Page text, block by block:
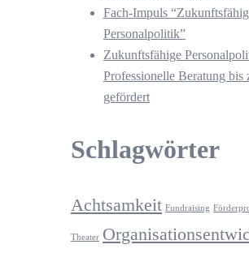
Fach-Impuls
Personalpolitik”
Zukunftsfähige
Professionelle Beratung bis
gefördert
Schlagwörter
Achtsamkeit Fundraising
Theater